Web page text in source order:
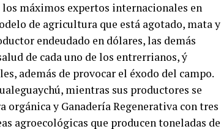
máximos expertos internacionales en
de agricultura que está agotado, mata y
endeudado en dólares, las demás
de cada uno de los entrerrianos, ý
además de provocar el éxodo del campo.
mientras sus productores se
y Ganadería Regenerativa con tres
agroecológicas que producen toneladas de